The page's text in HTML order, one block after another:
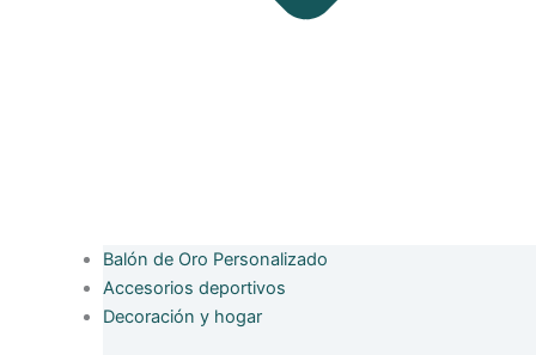
Balón de Oro Personalizado
Accesorios deportivos
Decoración y hogar